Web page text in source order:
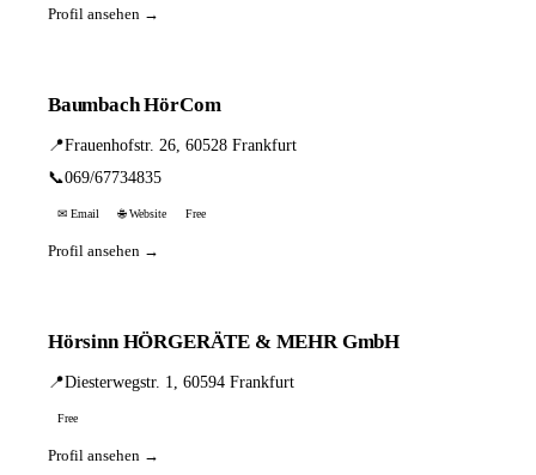
Profil ansehen →
Baumbach HörCom
📍Frauenhofstr. 26, 60528 Frankfurt
📞069/67734835
✉ Email 🌐 Website Free
Profil ansehen →
Hörsinn HÖRGERÄTE & MEHR GmbH
📍Diesterwegstr. 1, 60594 Frankfurt
Free
Profil ansehen →